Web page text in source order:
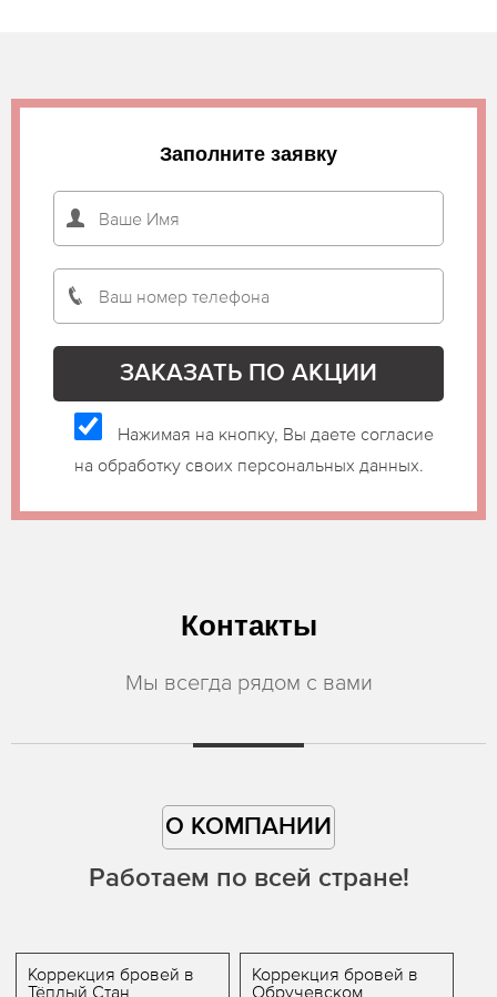
Заполните заявку
Нажимая на кнопку, Вы даете согласие
на обработку своих персональных данных.
Контакты
Мы всегда рядом с вами
О КОМПАНИИ
Работаем по всей стране!
Коррекция бровей в
Тёплый Стан
Коррекция бровей в
Обручевском